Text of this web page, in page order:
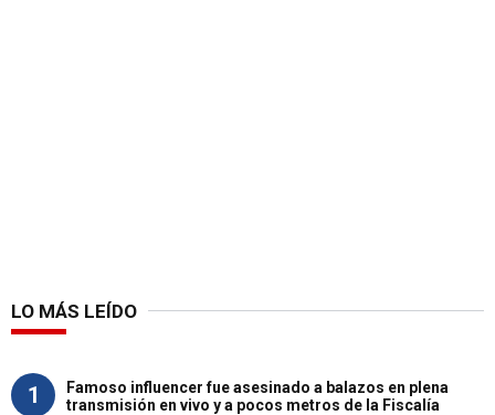
LO MÁS LEÍDO
1
Famoso influencer fue asesinado a balazos en plena
transmisión en vivo y a pocos metros de la Fiscalía